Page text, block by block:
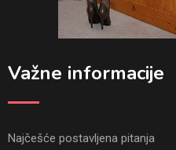
Važne informacije
Najčešće postavljena pitanja